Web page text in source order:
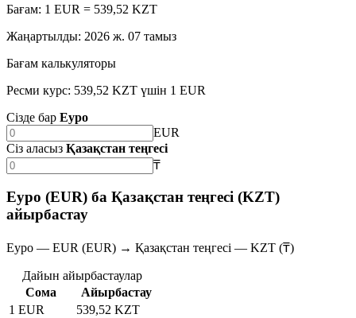
Бағам: 1 EUR = 539,52 KZT
Жаңартылды: 2026 ж. 07 тамыз
Бағам калькуляторы
Ресми курс: 539,52 KZT үшін 1 EUR
Сізде бар Еуро
EUR
Сіз аласыз Қазақстан теңгесі
₸
Еуро (EUR) ба Қазақстан теңгесі (KZT)
айырбастау
Еуро — EUR (EUR) → Қазақстан теңгесі — KZT (₸)
Дайын айырбастаулар
Сома
Айырбастау
1 EUR
539,52 KZT